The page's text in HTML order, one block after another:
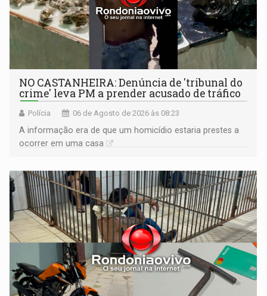
NO CASTANHEIRA: ​Denúncia de 'tribunal do
crime' leva PM a prender acusado de tráfico
Polícia 06 de Agosto de 2026 às 08:23
A informação era de que um homicídio estaria prestes a
ocorrer em uma casa